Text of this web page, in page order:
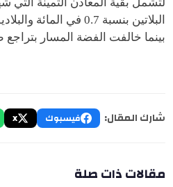
بينما خالفت الفضة المسار بتراجع طفيف
شارك المقال: فيسبوك X
مقالات ذات صلة